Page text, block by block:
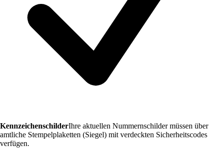
KennzeichenschilderIhre aktuellen Nummernschilder müssen über
amtliche Stempelplaketten (Siegel) mit verdeckten Sicherheitscodes
verfügen.